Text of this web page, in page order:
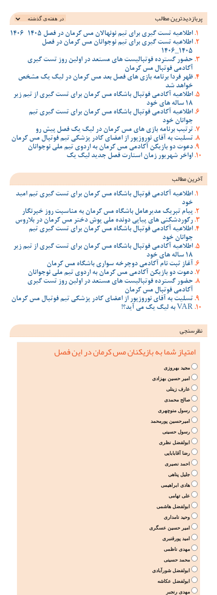
پربازدیدترین‌ مطالب
اطلاعیه تست گیری برای تیم نونهالان مس کرمان در فصل 1405-1406
اطلاعیه تست گیری برای تیم نوجوانان مس کرمان در فصل
1405_1406
حضور گسترده فوتبالیست های مستعد در اولین روز تست گیری
آکادمی فوتبال مس کرمان
ظهر فردا برنامه بازی های فصل بعد مس کرمان در لیگ یک مشخص
خواهد شد
اطلاعیه آکادمی فوتبال باشگاه مس کرمان برای تست گیری از تیم زیر
18 ساله های خود
اطلاعیه آکادمی فوتبال باشگاه مس کرمان برای تست گیری تیم
جوانان خود
ترتیب برنامه بازی های مس کرمان در لیگ یک فصل پیش رو
تسلیت به آقای نوروزپور از اعضای کادر پزشکی تیم فوتبال مس کرمان
دعوت دو بازیکن آکادمی مس کرمان به اردوی تیم ملی نوجوانان
اواخر شهریور زمان استارت فصل جدید لیگ یک
آخرین مطالب
اطلاعیه آکادمی فوتبال باشگاه مس کرمان برای تست گیری تیم امید
خود
پیام تبریک مدیرعامل باشگاه مس کرمان به مناسبت روز خبرنگار
رکوردشکنی های پیاپی دونده ملی پوش دختر مس کرمان در بلاروس
اطلاعیه آکادمی فوتبال باشگاه مس کرمان برای تست گیری تیم
جوانان خود
اطلاعیه آکادمی فوتبال باشگاه مس کرمان برای تست گیری از تیم زیر
18 ساله های خود
آغاز ثبت نام آکادمی دوچرخه سواری باشگاه مس کرمان
دعوت دو بازیکن آکادمی مس کرمان به اردوی تیم ملی نوجوانان
حضور گسترده فوتبالیست های مستعد در اولین روز تست گیری
آکادمی فوتبال مس کرمان
تسلیت به آقای نوروزپور از اعضای کادر پزشکی تیم فوتبال مس کرمان
VAR به لیگ یک می آید؟!
نظرسنجی
امتیاز شما به بازیکنان مس کرمان در این فصل
مجید بهروزی
امیر حسین بهزادی
عارف زینلی
صالح محمدی
رسول منوچهری
امیرحسین پورمحمد
رسول حسینی
ابولفضل نظری
رضا آقابابایی
احمد نصیری
جلیل پناهی
هادی ابراهیمی
علی تهامی
ابولفضل هاشمی
وحید نامداری
امیر حسین عسگری
امید پورقنبری
مهدی ناظمی
محمد حسینی
ابولفضل شورآبادی
ابولفضل عکاشه
مهدی رنجبر